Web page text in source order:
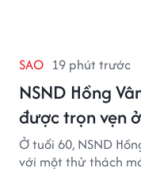
SAO 19 phút trước
NSND Hồng
được trọn vẹn
Ở tuổi 60, NSND
với một thử thách